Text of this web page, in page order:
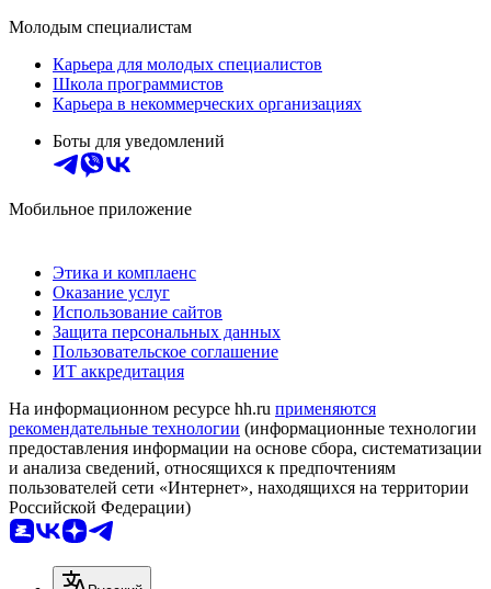
Молодым специалистам
Карьера для молодых специалистов
Школа программистов
Карьера в некоммерческих организациях
Боты для уведомлений
Мобильное приложение
Этика и комплаенс
Оказание услуг
Использование сайтов
Защита персональных данных
Пользовательское соглашение
ИТ аккредитация
На информационном ресурсе hh.ru применяются
рекомендательные технологии (информационные технологии
предоставления информации на основе сбора, систематизации
и анализа сведений, относящихся к предпочтениям
пользователей сети «Интернет», находящихся на территории
Российской Федерации)